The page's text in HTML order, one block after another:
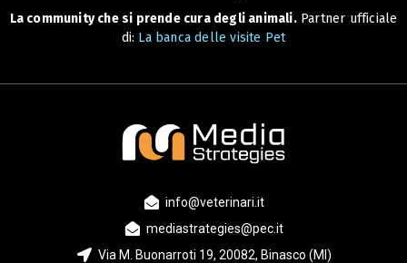
La community che si prende cura degli animali.Partner ufficiale
di: La banca delle visite Pet
info@veterinari.it
mediastrategies@pec.it
Via M. Buonarroti 19, 20082, Binasco (MI)